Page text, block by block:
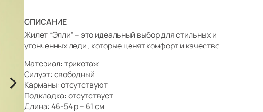
>
ОПИСАНИЕ
Жилет “Элли” – это идеальный выбор для стильных и
утонченных леди , которые ценят комфорт и качество.
Материал: трикотаж
Силуэт: свободный
Карманы: отсутствуют
Подкладка: отсутствует
Длина: 46-54 р – 61 см